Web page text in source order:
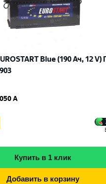
Blue (190 Ач, 12
A
Купить в 1 клик
Добавить в корзину